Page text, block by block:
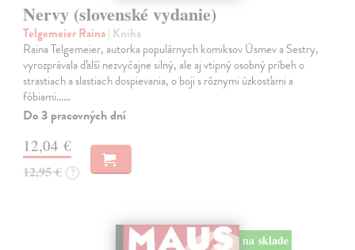
Nervy (slovenské vydanie)
Telgemeier Raina| Kniha
Raina Telgemeier, autorka populárnych komiksov Úsmev a Sestry,
vyrozprávala ďalší nezvyčajne silný, ale aj vtipný osobný príbeh o
strastiach a slastiach dospievania, o boji s rôznymi úzkosťami a
fóbiami...…
Do 3 pracovných dní
12,04 €
12,95 € ?
na sklade